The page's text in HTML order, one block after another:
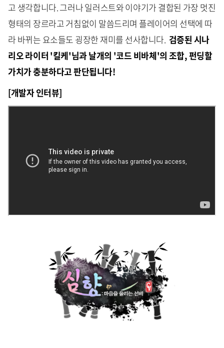
고 생각합니다. 그러나 일러스트와 이야기가 결합된 가장 멋진
형태의 장르라고 거침없이 말씀드리며 플레이어의 선택에 따
라 바뀌는 요소들도 굉장한 재미를 선사합니다. 검증된 시나
리오 라이터 '킬케'님과 날개의 '코드 비바체'의 조합, 펀딩할
가치가 충분하다고 판단됩니다!
[개발자 인터뷰]